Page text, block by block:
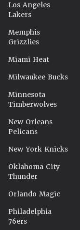
Los Angeles
Lakers
Memphis
Grizzlies
Miami Heat
Milwaukee Bucks
Minnesota
Timberwolves
New Orleans
Pelicans
New York Knicks
Oklahoma City
Thunder
Orlando Magic
Philadelphia
76ers